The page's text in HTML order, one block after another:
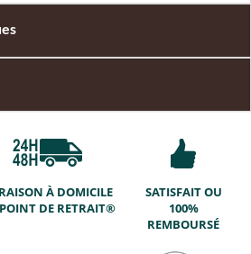
À DOMICILE
DE RETRAIT®
SATISFAIT OU
100%
REMBOURSÉ